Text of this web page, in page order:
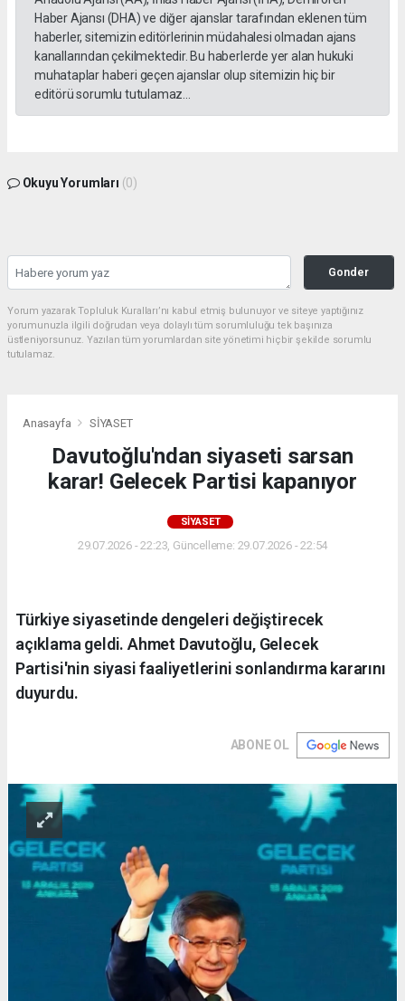
Haber Ajansı (DHA) ve diğer ajanslar tarafından eklenen tüm
haberler, sitemizin editörlerinin müdahalesi olmadan ajans
kanallarından çekilmektedir. Bu haberlerde yer alan hukuki
muhataplar haberi geçen ajanslar olup sitemizin hiç bir
editörü sorumlu tutulamaz...
Okuyu Yorumları (0)
Gonder
Yorum yazarak Topluluk Kuralları’nı kabul etmiş bulunuyor ve siteye yaptığınız
yorumunuzla ilgili doğrudan veya dolaylı tüm sorumluluğu tek başınıza
üstleniyorsunuz. Yazılan tüm yorumlardan site yönetimi hiçbir şekilde sorumlu
tutulamaz.
Anasayfa SİYASET
Davutoğlu'ndan siyaseti sarsan
karar! Gelecek Partisi kapanıyor
SİYASET
29.07.2026 - 22:23, Güncelleme: 29.07.2026 - 22:54
Türkiye siyasetinde dengeleri değiştirecek
açıklama geldi. Ahmet Davutoğlu, Gelecek
Partisi'nin siyasi faaliyetlerini sonlandırma kararını
duyurdu.
ABONE OL